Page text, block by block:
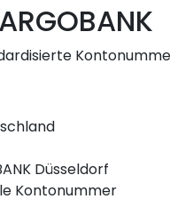
Düsseldorf
Kontonummer